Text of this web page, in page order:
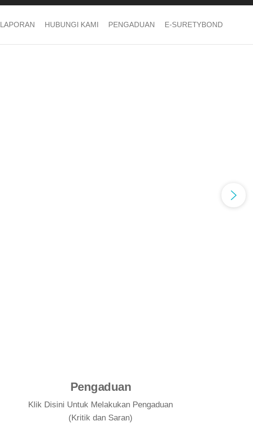
LAPORAN HUBUNGI KAMI PENGADUAN E-SURETYBOND
Pengaduan
Klik Disini Untuk Melakukan Pengaduan
(Kritik dan Saran)